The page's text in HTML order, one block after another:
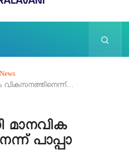
വികസനത്തിനെന്ന്…
മാനവിക
പാപ്പാ